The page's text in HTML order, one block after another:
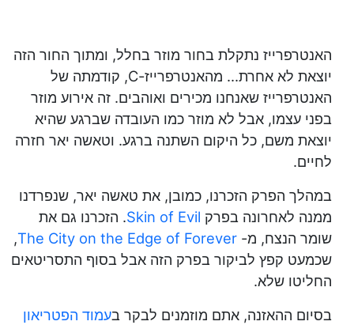
האנטרפרייז נתקלת בחור מוזר בחלל, ומתוך החור הזה
יוצאת לא אחרת... מהאנטרפרייז-C, קודמתה של
האנטרפרייז שאנחנו מכירים ואוהבים. זה אירוע מוזר
בפני עצמו, אבל לא מוזר כמו העובדה שברגע שהיא
יוצאת משם, כל היקום השתנה ברגע. וטאשה יאר חזרה
לחיים.
במהלך הפרק הזכרנו, כמובן, את טאשה יאר, שנפרדנו
ממנה לאחרונה בפרק Skin of Evil. הזכרנו גם את
שומר הנצח, מ-
,
שכמעט קפץ לביקור בפרק הזה אבל בסוף התסריטאים
החליטו שלא.
בסיום ההאזנה, אתם מוזמנים לבקר בעמוד הפטריאון